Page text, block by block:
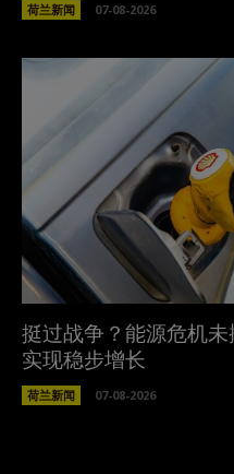
荷兰新闻 07-08-2026
挺过战争？能源危机
实现稳步增长
荷兰新闻 07-08-2026